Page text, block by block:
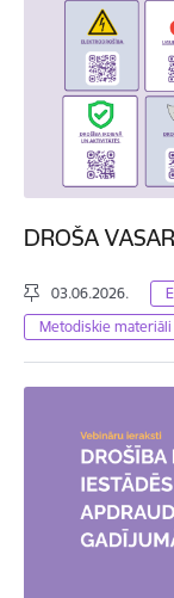
DROŠA
03.06.2026.
Metodiskie